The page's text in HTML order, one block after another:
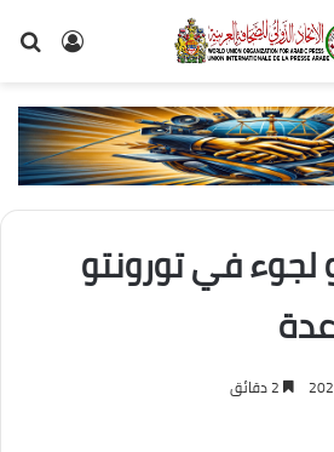
تسجيل
لجوء في تورونتو